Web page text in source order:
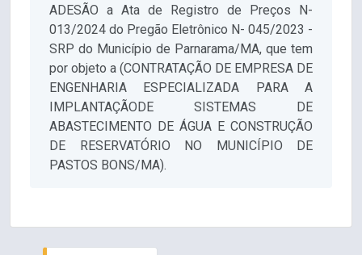
ADESÃO a Ata de Registro de Preços N-
013/2024 do Pregão Eletrônico N- 045/2023 -
SRP do Município de Parnarama/MA, que tem
por objeto a (CONTRATAÇÃO DE EMPRESA DE
ENGENHARIA ESPECIALIZADA PARA A
IMPLANTAÇÃODE SISTEMAS DE
ABASTECIMENTO DE ÁGUA E CONSTRUÇÃO
DE RESERVATÓRIO NO MUNICÍPIO DE
PASTOS BONS/MA).